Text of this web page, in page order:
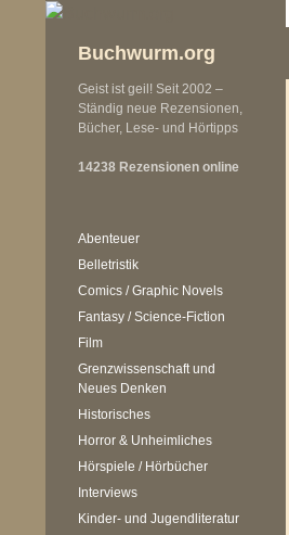
Buchwurm.org
Geist ist geil! Seit 2002 –
Ständig neue Rezensionen,
Bücher, Lese- und Hörtipps
14238 Rezensionen online
Abenteuer
Belletristik
Comics / Graphic Novels
Fantasy / Science-Fiction
Film
Grenzwissenschaft und
Neues Denken
Historisches
Horror & Unheimliches
Hörspiele / Hörbücher
Interviews
Kinder- und Jugendliteratur